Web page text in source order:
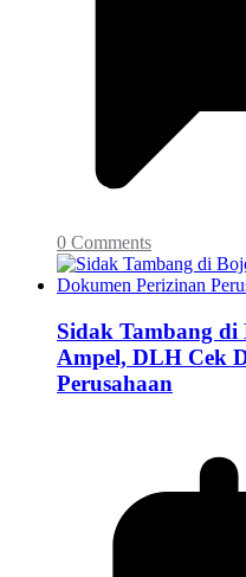
0 Comments
Sidak Tambang di
Ampel, DLH Cek
Perusahaan